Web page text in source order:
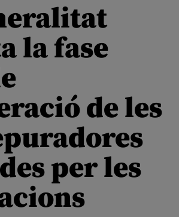
la fase
de les
per les